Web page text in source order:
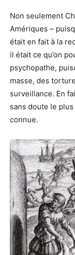
Non seulement
Amériques –
était en fait à la
il était ce qu’on
psychopathe,
masse, des
surveillance. En
sans doute le
connue.